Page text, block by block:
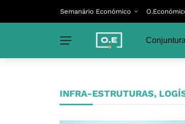
Semanário Económico
Conjuntura
INFRA-ESTRUTURAS,